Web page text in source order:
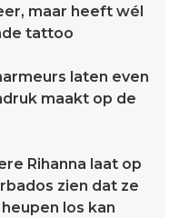
maar heeft wél
tattoo
laten even
maakt op de
Rihanna laat op
zien dat ze
los kan